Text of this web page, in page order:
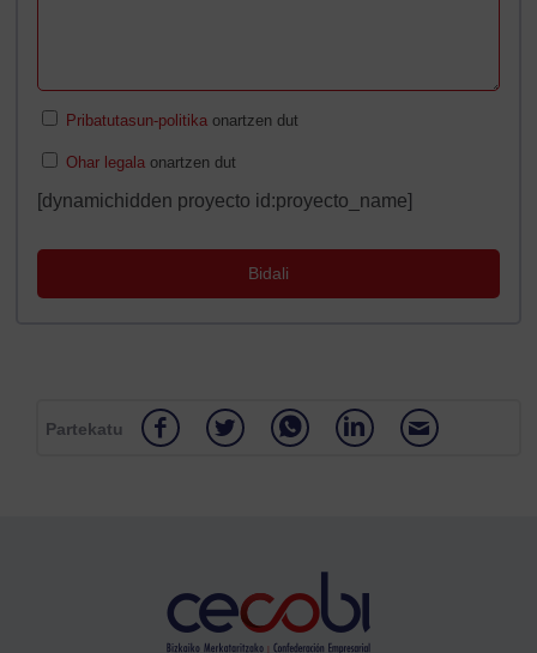
Pribatutasun-politika onartzen dut
Ohar legalaonartzen dut
[dynamichidden proyecto id:proyecto_name]
Partekatu